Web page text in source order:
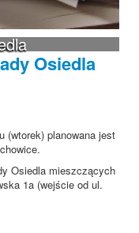
Osiedla
(wtorek) planowana jest
Osiedla mieszczących
1a (wejście od ul.